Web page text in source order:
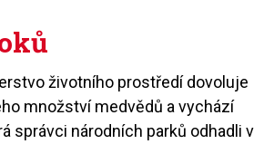
životního prostředí dovoluje
množství medvědů a vychází
správci národních parků odhadli v